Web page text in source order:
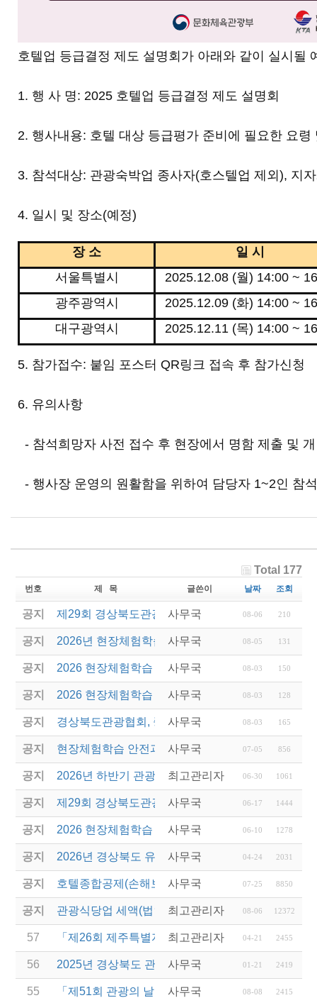
호텔업 등급결정 제도 설명회가 아래와 같이 실시될
1. 행 사 명: 2025 호텔업 등급결정 제도 설명회
2. 행사내용: 호텔 대상 등급평가 준비에 필요한 요령
3. 참석대상: 관광숙박업 종사자(호스텔업 제외), 지
4. 일시 및 장소(예정)
장 소
일 시
서울특별시
2025.12.08 (월) 14:00 ~
광주광역시
2025.12.09 (화) 14:00 ~
대구광역시
2025.12.11 (목) 14:00 ~
5. 참가접수: 붙임 포스터 QR링크 접속 후 참가신청
6. 유의사항
- 참석희망자 사전 접수 후 현장에서 명함 제출 및
- 행사장 운영의 원활함을 위하여 담당자 1~2인 참
Total 177
번호 제 목 글쓴이 날짜 조회
공지 제29회 경상북도관광기념품공모전 결과발표
사무국 08-06 210
공지 2026년 현장체험학습 안전과정(신규.재강습) 교육
사무국 08-05 131
공지 2026 현장체험학습 안전과정 교육(신규. 재강습)
사무국 08-03 150
공지 2026 현장체험학습 안전과정(신규. 재강습) 교육 성
사무국 08-03 128
공지 경상북도관광협회, 중국 단동 해외여행상품 개발 팸
사무국 08-03 165
공지 현장체험학습 안전과정(신규/재강습) 안내
사무국 07-05 856
공지 2026년 하반기 관광진흥개발기금 융자 시행 안내
최고관리자 06-30 1061
공지 제29회 경상북도관광기념품공모전 개최
사무국 06-17 1444
공지 2026 현장체험학습 안전과정(신규.재강습)
사무국 06-10 1278
공지 2026년 경상북도 유니크베뉴를 활용한 MICE행사
사무국 04-24 2031
공지 호텔종합공제(손해보험) 서비스 안내
사무국 07-25 8850
공지 관광식당업 세액(법인세 및 소득세)감면 제도 안내
최고관리자 08-06 12372
57 「제26회 제주특별자치도 관광기념품 공모전」 개
최고관리자 04-21 2455
56 2025년 경상북도 관광진흥기금 보조사업 공고
사무국 01-21 2419
55 「제51회 관광의 날」경상북도 관광진흥유공 표창
사무국 08-08 2415